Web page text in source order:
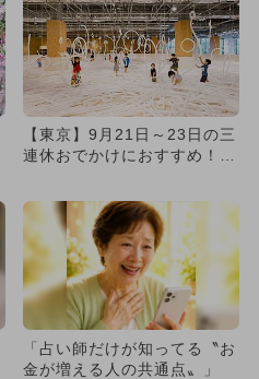
【東京】9月21日～23日の三
連休おでかけにおすすめ！人
「占い師だけが知ってる〝お
金が増える人の共通点〟」